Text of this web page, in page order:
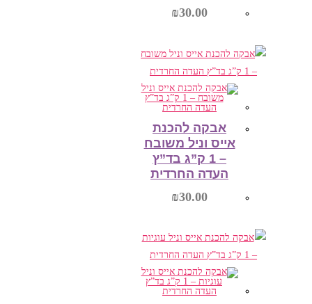
₪30.00
הוספה לסל
אבקה להכנת
אייס וניל משובח
– 1 ק”ג בד”ץ
העדה החרדית
₪30.00
הוספה לסל